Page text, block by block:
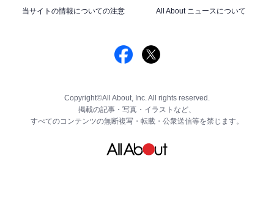
当サイトの情報についての注意
All About ニュースについて
Copyright©All About, Inc. All rights reserved.
掲載の記事・写真・イラストなど、
すべてのコンテンツの無断複写・転載・公衆送信等を禁じます。